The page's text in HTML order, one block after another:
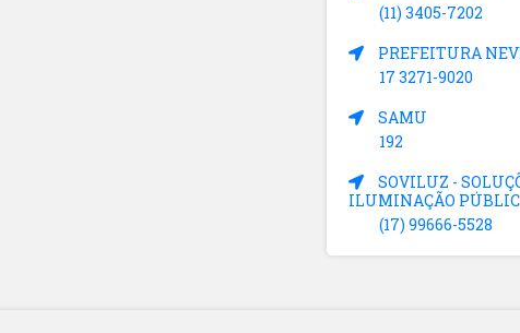
(11) 3405-7202
PREFEITURA
17 3271-9020
SAMU
192
SOVILUZ -
ILUMINAÇÃO
(17) 99666-5528